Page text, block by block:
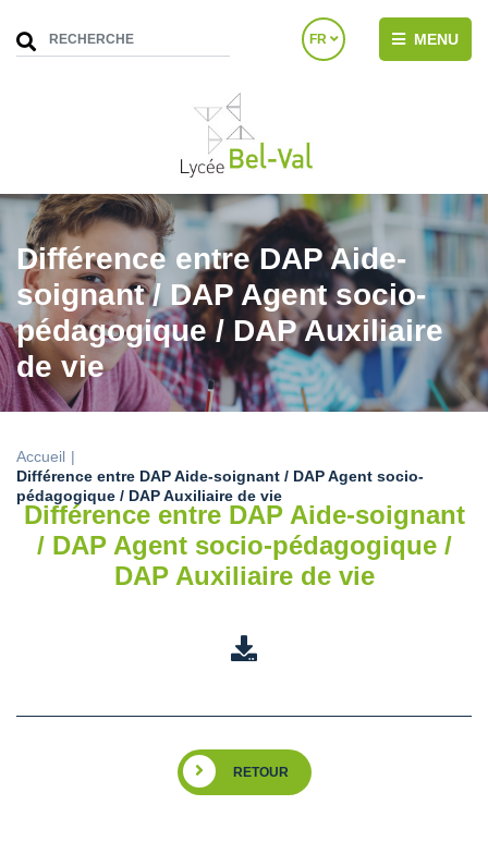
FR MENU
Différence entre DAP Aide-
soignant / DAP Agent socio-
pédagogique / DAP Auxiliaire
de vie
Accueil
Différence entre DAP Aide-soignant / DAP Agent socio-
pédagogique / DAP Auxiliaire de vie
Différence entre DAP Aide-soignant
/ DAP Agent socio-pédagogique /
DAP Auxiliaire de vie
RETOUR